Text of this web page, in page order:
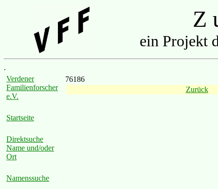
Z
ein Projekt
.
Verdener
Familienforscher
e.V.
Startseite
Direktsuche
Name und/oder
Ort
Namenssuche
76186
Zurück